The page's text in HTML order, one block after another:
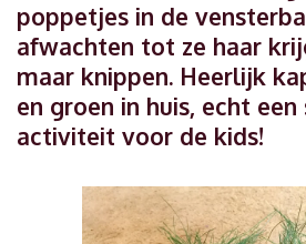
poppetjes in de
afwachten tot ze haar
maar knippen. Heerlijk
en groen in huis, echt
activiteit voor de kids!